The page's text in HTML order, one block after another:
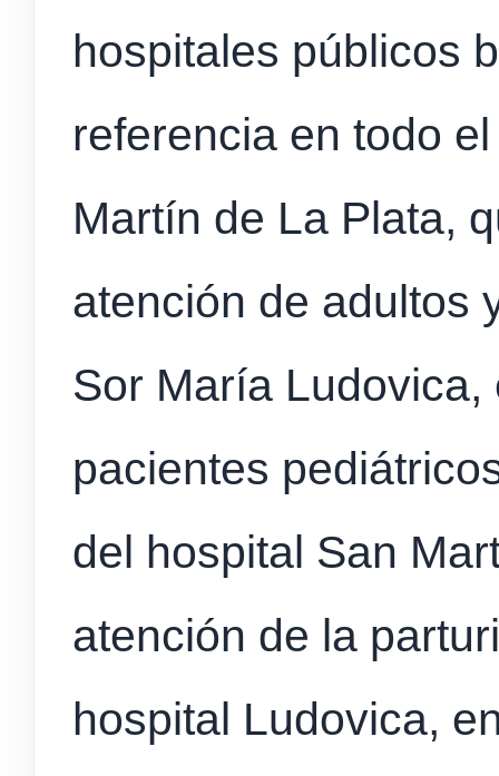
hospitales públicos
referencia en todo
Martín de La Plata,
atención de adultos
Sor María
pacientes
del hospital San
atención de la
hospital Ludovica,